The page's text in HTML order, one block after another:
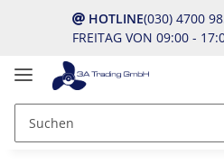
HOTLINE(030) 4700
FREITAG VON 09:00 -